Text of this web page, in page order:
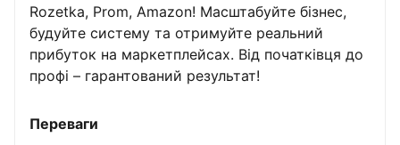
Rozetka, Prom, Amazon! Масштабуйте бізнес,
будуйте систему та отримуйте реальний
прибуток на маркетплейсах. Від початківця до
профі – гарантований результат!
Переваги